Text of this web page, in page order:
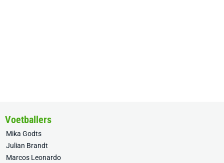
Voetballers
Mika Godts
Julian Brandt
Marcos Leonardo